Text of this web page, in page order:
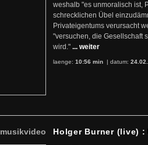
weshalb "es unmoralisch ist,
schrecklichen Übel
Privateigentums verursacht
"versuchen, die Gesellschaft
wird." ... weiter
laenge: 10:56 min | datum:
musikvideo Holger Burner (live)